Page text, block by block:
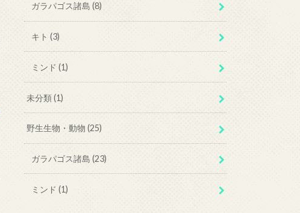
ガラパゴス諸島 (8)
キト (3)
ミンド (1)
未分類(1)
野生生物・動物(25)
ガラパゴス諸島 (23)
ミンド (1)